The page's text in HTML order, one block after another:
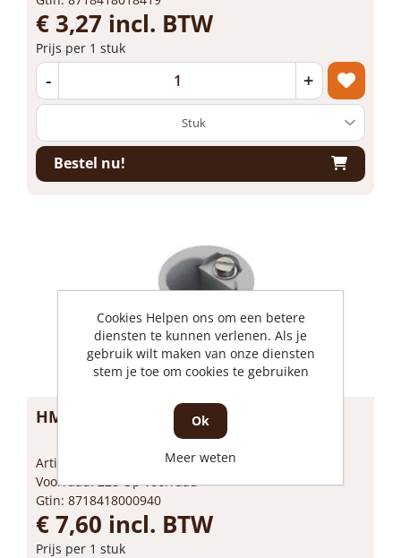
€ 3,27 incl. BTW
Prijs per 1 stuk
- +
Bestel nu!
HMB verstelbare sluitpot hmb grijs
Artikelnummer: 1199750
Voorraad: 228 Op voorraad
Gtin: 8718418000940
€ 7,60 incl. BTW
Prijs per 1 stuk
Cookies Helpen ons om een betere
diensten te kunnen verlenen. Als je
gebruik wilt maken van onze diensten
stem je toe om cookies te gebruiken
Ok
Meer weten